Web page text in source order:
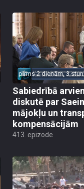
pirms 2 dienām, 3
Sabiedrībā
diskutē par
mājokļu un
kompensācijām
413. epizode